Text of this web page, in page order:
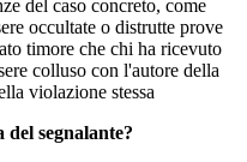
del caso concreto, come
occultate o distrutte prove
timore che chi ha ricevuto
colluso con l'autore della
violazione stessa
segnalante?